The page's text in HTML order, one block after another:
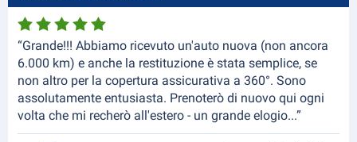
“Grande!!! Abbiamo ricevuto un'auto nuova (non ancora
6.000 km) e anche la restituzione è stata semplice, se
non altro per la copertura assicurativa a 360°. Sono
assolutamente entusiasta. Prenoterò di nuovo qui ogni
volta che mi recherò all'estero - un grande elogio...”